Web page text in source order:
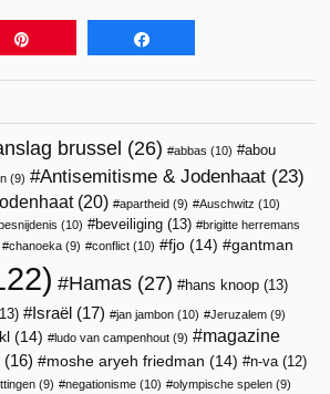
brussel (26) abbas (10)
abou
(9) Antisemitisme & Jodenhaat (23)
(20) apartheid (9) Auschwitz (10)
(10) beveiliging (13)
brigitte herremans
chanoeka (9) conflict (10) fjo (14) gantman
Hamas (27) hans knoop (13)
Israël (17) jan jambon (10) Jeruzalem (9)
(14) ludo van campenhout (9)
magazine
(16) moshe aryeh friedman (14) n-va (12)
(9) negationisme (10) olympische spelen (9)